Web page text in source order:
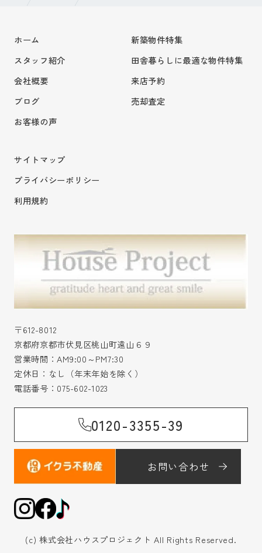
ホーム
スタッフ紹介
会社概要
ブログ
お客様の声
新築物件特集
田舎暮らしに最適な物件特集
来店予約
売却査定
サイトマップ
プライバシーポリシー
利用規約
〒612-8012
京都府京都市伏見区桃山町遠山６９
営業時間：AM9:00～PM7:30
定休日：なし（年末年始を除く）
電話番号： 075-602-1023
0120-3355-39
お問い合わせ
(c) 株式会社ハウスプロジェクト All Rights Reserved.